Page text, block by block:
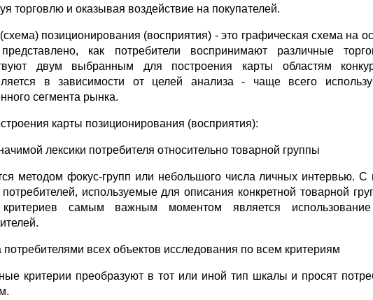
торговлю и оказывая воздействие на покупателей.
позиционирования (восприятия) - это графическая схема на
представлено, как потребители воспринимают различные
двум выбранным для построения карты областям
в зависимости от целей анализа - чаще всего
сегмента рынка.
карты позиционирования (восприятия):
лексики потребителя относительно товарной группы
методом фокус-групп или небольшого числа личных интервью.
потребителей, используемые для описания конкретной товарной
критериев самым важным моментом является
потребителями всех объектов исследования по всем критериям
критерии преобразуют в тот или иной тип шкалы и просят